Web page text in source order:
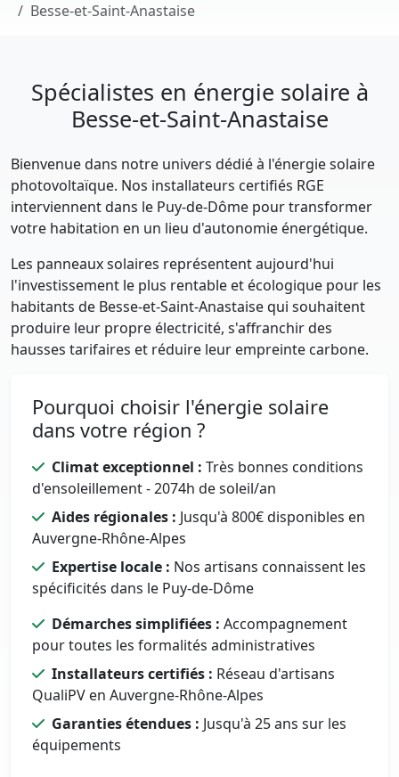
Besse-et-Saint-Anastaise
Spécialistes en énergie solaire à
Besse-et-Saint-Anastaise
Bienvenue dans notre univers dédié à l'énergie solaire
photovoltaïque. Nos installateurs certifiés RGE
interviennent dans le Puy-de-Dôme pour transformer
votre habitation en un lieu d'autonomie énergétique.
Les panneaux solaires représentent aujourd'hui
l'investissement le plus rentable et écologique pour les
habitants de Besse-et-Saint-Anastaise qui souhaitent
produire leur propre électricité, s'affranchir des
hausses tarifaires et réduire leur empreinte carbone.
Pourquoi choisir l'énergie solaire
dans votre région ?
Climat exceptionnel : Très bonnes conditions
d'ensoleillement - 2074h de soleil/an
Aides régionales : Jusqu'à 800€ disponibles en
Auvergne-Rhône-Alpes
Expertise locale : Nos artisans connaissent les
spécificités dans le Puy-de-Dôme
Démarches simplifiées : Accompagnement
pour toutes les formalités administratives
Installateurs certifiés : Réseau d'artisans
QualiPV en Auvergne-Rhône-Alpes
Garanties étendues : Jusqu'à 25 ans sur les
équipements